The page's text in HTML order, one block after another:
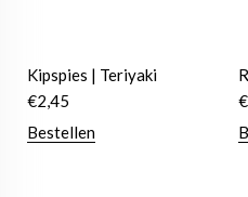
Kipspies | Teriyaki
€2,45
Bestellen
€